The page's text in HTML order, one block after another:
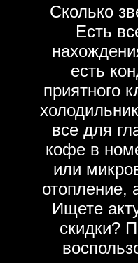
Сколько
Есть
есть
приятного
все для
кофе в
или
отопление,
Ищете
скидки?